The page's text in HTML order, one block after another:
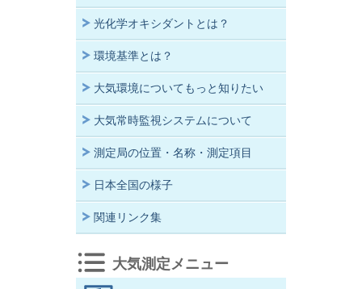
光化学オキシダントとは？
環境基準とは？
大気環境についてもっと知りたい
大気常時監視システムについて
測定局の位置・名称・測定項目
日本全国の様子
関連リンク集
大気測定メニュー